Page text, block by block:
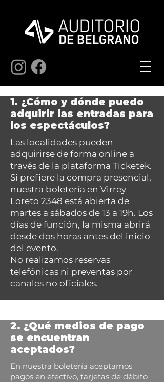
1. ¿Cómo y dónde puedo
adquirir las entradas para
los espectáculos?
Las localidades pueden
adquirirse de forma online a
través de la plataforma Ticketek.
Si prefiere la compra presencial,
nuestra boletería en Virrey
Loreto 2348 está abierta de
martes a sábados de 13 a 19h. Los
días de función, la misma abrirá
desde dos horas antes del inicio
del evento.
No realizamos reservas
telefónicas ni preventas por
canales no oficiales.
2. ¿Qué medios de pago
se encuentran
aceptados?
En nuestra boletería aceptamos
pagos en efectivo, tarjetas de débito